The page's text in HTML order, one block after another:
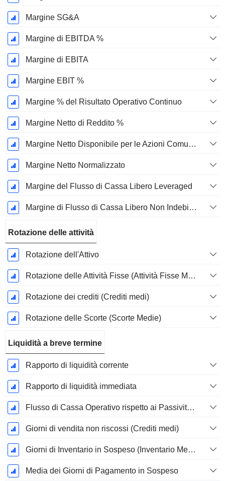
Margine SG&A
Margine di EBITDA %
Margine di EBITA
Margine EBIT %
Margine % del Risultato Operativo Continuo
Margine Netto di Reddito %
Margine Netto Disponibile per le Azioni Comuni %
Margine Netto Normalizzato
Margine del Flusso di Cassa Libero Leveraged
Margine di Flusso di Cassa Libero Non Indebitato
Rotazione delle attività
Rotazione dell'Attivo
Rotazione delle Attività Fisse (Attività Fisse Medie)
Rotazione dei crediti (Crediti medi)
Rotazione delle Scorte (Scorte Medie)
Liquidità a breve termine
Rapporto di liquidità corrente
Rapporto di liquidità immediata
Flusso di Cassa Operativo rispetto ai Passività Correnti
Giorni di vendita non riscossi (Crediti medi)
Giorni di Inventario in Sospeso (Inventario Medio)
Media dei Giorni di Pagamento in Sospeso